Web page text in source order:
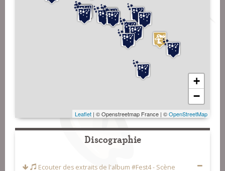
+
−
Leaflet | © Openstreetmap France | ©OpenStreetMap
Discographie
Ecouter des extraits de l'album #Fest4 - Scène